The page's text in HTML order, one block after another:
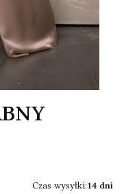
Czas wysyłki:14 dni